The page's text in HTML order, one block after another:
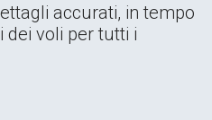
accurati, in tempo
dei voli per tutti i